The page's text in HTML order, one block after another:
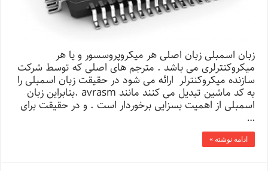
زبان اسمبلی زبان اصلی هر میکروپروسسور و یا هر
میکروکنترلری می باشد . مترجم های اصلی که توسط شرکت
سازنده میکروکنترلر ارائه می شود در حقیقت زبان اسمبلی را
به کد ماشین تبدیل می کنند مانند avrasm .بنابراین زبان
اسمبلی از اهمیت بسزایی برخوردار است . و در حقیقت برای
…
ادامه نوشته »